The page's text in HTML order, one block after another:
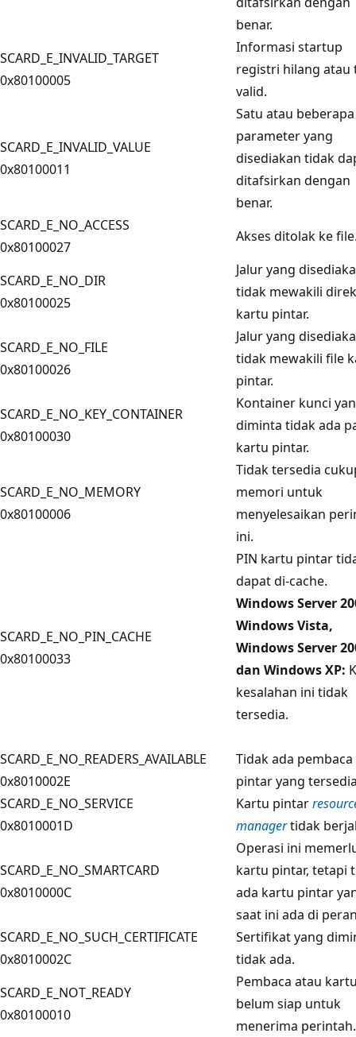
benar.
SCARD_E_INVALID_TARGET
0x80100005
Informasi startup
registri hilang atau
valid.
SCARD_E_INVALID_VALUE
0x80100011
Satu atau
parameter yang
disediakan tidak
ditafsirkan dengan
benar.
SCARD_E_NO_ACCESS
0x80100027
Akses ditolak ke
SCARD_E_NO_DIR
0x80100025
Jalur yang
tidak mewakili
kartu pintar.
SCARD_E_NO_FILE
0x80100026
Jalur yang
tidak mewakili file
pintar.
SCARD_E_NO_KEY_CONTAINER
0x80100030
Kontainer kunci
diminta tidak ada
kartu pintar.
SCARD_E_NO_MEMORY
0x80100006
Tidak tersedia
memori untuk
menyelesaikan
ini.
SCARD_E_NO_PIN_CACHE
0x80100033
PIN kartu pintar
dapat di-cache.
Windows Server
Windows Vista,
Windows Server
dan Windows XP:
kesalahan ini tidak
tersedia.
SCARD_E_NO_READERS_AVAILABLE
0x8010002E
Tidak ada
pintar yang
SCARD_E_NO_SERVICE
0x8010001D
Kartu pintar
managertidak
SCARD_E_NO_SMARTCARD
0x8010000C
Operasi ini
kartu pintar, tetapi
ada kartu pintar
saat ini ada di
SCARD_E_NO_SUCH_CERTIFICATE
0x8010002C
Sertifikat yang
tidak ada.
SCARD_E_NOT_READY
0x80100010
Pembaca atau
belum siap untuk
menerima perintah.